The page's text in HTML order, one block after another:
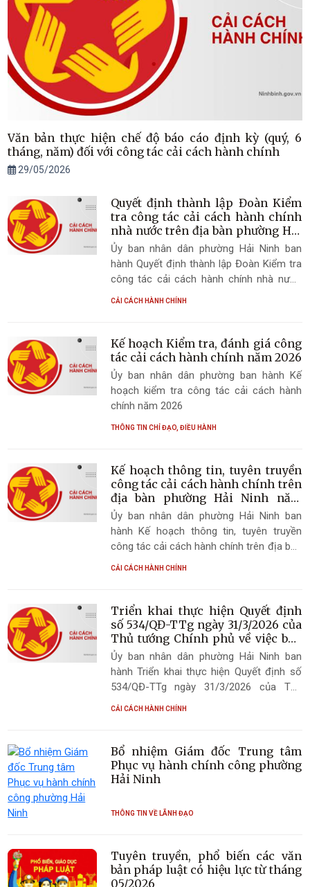
Văn bản thực hiện chế độ báo cáo định kỳ (quý, 6
tháng, năm) đối với công tác cải cách hành chính
29/05/2026
Quyết định thành lập Đoàn Kiểm
tra công tác cải cách hành chính
nhà nước trên địa bàn phường Hải
Ninh năm 2026
Ủy ban nhân dân phường Hải Ninh ban
hành Quyết định thành lập Đoàn Kiểm tra
công tác cải cách hành chính nhà nước
trên địa bàn phường Hải Ninh năm 2026
CẢI CÁCH HÀNH CHÍNH
Kế hoạch Kiểm tra, đánh giá công
tác cải cách hành chính năm 2026
Ủy ban nhân dân phường ban hành Kế
hoạch kiểm tra công tác cải cách hành
chính năm 2026
THÔNG TIN CHỈ ĐẠO, ĐIỀU HÀNH
Kế hoạch thông tin, tuyên truyền
công tác cải cách hành chính trên
địa bàn phường Hải Ninh năm
2026
Ủy ban nhân dân phường Hải Ninh ban
hành Kế hoạch thông tin, tuyên truyền
công tác cải cách hành chính trên địa bàn
phường Hải Ninh năm 2026
CẢI CÁCH HÀNH CHÍNH
Triển khai thực hiện Quyết định
số 534/QĐ-TTg ngày 31/3/2026 của
Thủ tướng Chính phủ về việc ban
hành Kế hoạch thực hiện Kết luận
số 226-KL/TW ngày 11/12/2025 của
Ban Bí thư về việc chấn chỉnh lề
lối làm việc, nâng cao hiệu quả
hoạt động của hệ thống chính trị
Ủy ban nhân dân phường Hải Ninh ban
hành Triển khai thực hiện Quyết định số
534/QĐ-TTg ngày 31/3/2026 của Thủ
tướng Chính phủ về việc ban hành Kế
chấn chỉnh lề lối làm việc, nâng cao hiệu
quả hoạt động của hệ thống chính trị
CẢI CÁCH HÀNH CHÍNH
Bổ nhiệm Giám đốc Trung tâm
Phục vụ hành chính công phường
Hải Ninh
THÔNG TIN VỀ LÃNH ĐẠO
Tuyên truyền, phổ biến các văn
bản pháp luật có hiệu lực từ tháng
05/2026